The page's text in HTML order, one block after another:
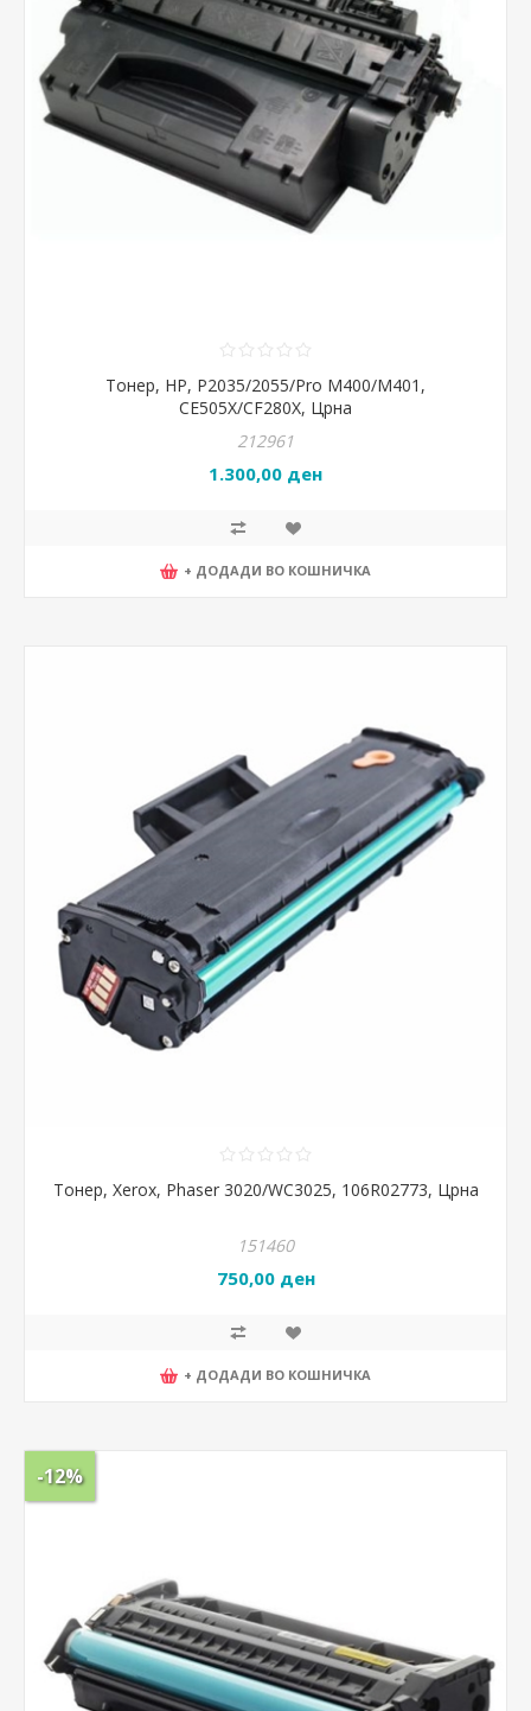
Тонер, HP, P2035/2055/Pro M400/M401,
CE505X/CF280X, Црна
212961
1.300,00 ден
+ ДОДАДИ ВО КОШНИЧКА
Тонер, Xerox, Phaser 3020/WC3025, 106R02773, Црна
151460
750,00 ден
+ ДОДАДИ ВО КОШНИЧКА
-12%